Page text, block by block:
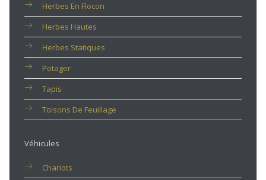
Herbes En Flocon
Herbes Hautes
Herbes Statiques
Potager
Tapis
Toisons De Feuillage
Véhicules
Chariots